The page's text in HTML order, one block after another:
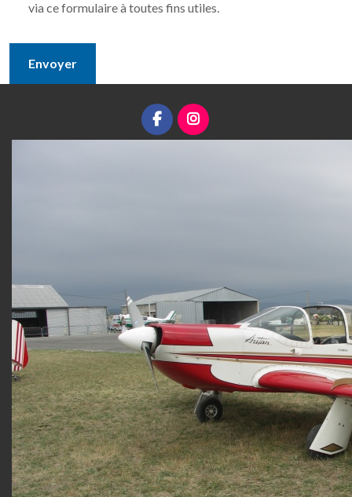
via ce formulaire à toutes fins utiles.
Envoyer